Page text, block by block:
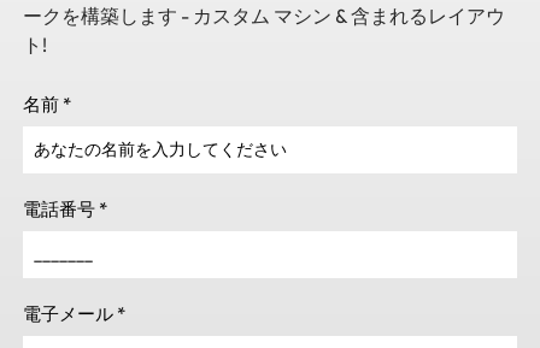
ークを構築します - カスタム マシン & 含まれるレイアウ
ト!
名前 *
電話番号 *
電子メール *